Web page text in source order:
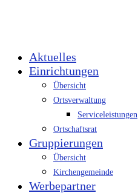
Aktuelles
Einrichtungen
Übersicht
Ortsverwaltung
Serviceleistungen
Ortschaftsrat
Gruppierungen
Übersicht
Kirchengemeinde
Werbepartner